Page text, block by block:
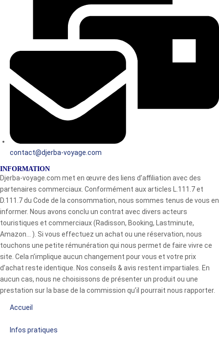
contact@djerba-voyage.com
INFORMATION
Djerba-voyage.com met en œuvre des liens d’affiliation avec des
partenaires commerciaux. Conformément aux articles L.111.7 et
D.111.7 du Code de la consommation, nous sommes tenus de vous en
informer. Nous avons conclu un contrat avec divers acteurs
touristiques et commerciaux (Radisson, Booking, Lastminute,
Amazon… ). Si vous effectuez un achat ou une réservation, nous
touchons une petite rémunération qui nous permet de faire vivre ce
site. Cela n’implique aucun changement pour vous et votre prix
d’achat reste identique. Nos conseils & avis restent impartiales. En
aucun cas, nous ne choisissons de présenter un produit ou une
prestation sur la base de la commission qu’il pourrait nous rapporter.
Accueil
Infos pratiques